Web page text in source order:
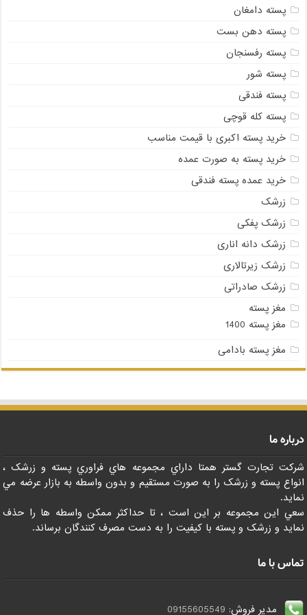
پسته دامغان
پسته دهن بست
پسته رفسنجان
پسته شور
پسته فندقی
پسته کله قوچی
خرید پسته اکبری با قیمت مناسب
خرید پسته به صورت عمده
خرید عمده پسته فندقی
زرشک
زرشک پفکی
زرشک دانه اناری
زرشک زیرتالاری
زرشک صادراتی
مغز پسته
مغز پسته 1400
مغز پسته بادامی
درباره ما
شرکت تجارت گستر همتا داراي مجموعه هاي فراوري پسته و زرشک ،
انواع پسته و زرشک را به صورت مستقيم و بدون واسطه به بازار عرضه مي
نمايد.
سعي اين مجموعه بر اين است ، تا حداکثر ممکن واسطه ها را حذف
نمايد و زرشک و پسته با کيفيت را به دست مصرف کنندگان برساند.
تماس با ما
مدیر فروش: 09155605549